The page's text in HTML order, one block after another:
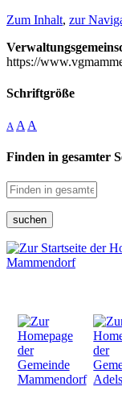
Zum Inhalt, zur
https://
Schriftgröße
A A A
Finden in gesamter
suchen